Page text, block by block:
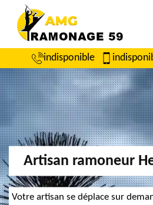
indisponible
Artisan ramoneur
Votre artisan se déplace sur